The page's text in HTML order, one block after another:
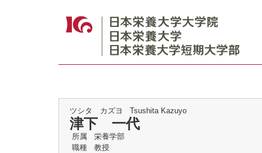
ツシタ カズヨ Tsushita Kazuyo
津下 一代
所属
栄養学部
職種
教授